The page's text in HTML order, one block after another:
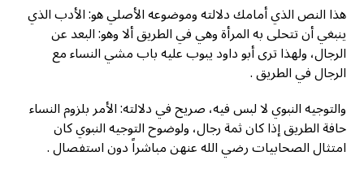
هذا النص الذي أمامك دلالته وموضوعه الأصلي هو: الأدب الذي
ينبغي أن تتحلى به المرأة وهي في الطريق ألا وهو: البعد عن
الرجال، ولهذا ترى أبو داود يبوب عليه باب مشي النساء مع
الرجال في الطريق .
والتوجيه النبوي لا لبس فيه، صريح في دلالته: الأمر بلزوم النساء
حافة الطريق إذا كان ثمة رجال، ولوضوح التوجيه النبوي كان
امتثال الصحابيات رضي الله عنهن مباشراً دون استفصال .